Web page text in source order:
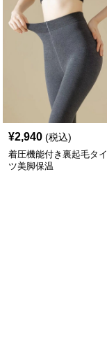
¥2,940 (税込)
着圧機能付き裏起毛タイ
ツ美脚保温